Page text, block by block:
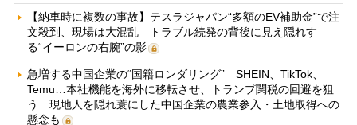
【納車時に複数の事故】テスラジャパン“多額のEV補助金”で注
文殺到、現場は大混乱 トラブル続発の背後に見え隠れす
る“イーロンの右腕”の影
急増する中国企業の“国籍ロンダリング” SHEIN、TikTok、
Temu…本社機能を海外に移転させ、トランプ関税の回避を狙
う 現地人を隠れ蓑にした中国企業の農業参入・土地取得への
懸念も